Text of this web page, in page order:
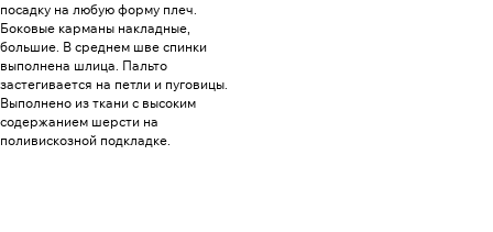
посадку на любую форму плеч.
Боковые карманы накладные,
большие. В среднем шве спинки
выполнена шлица. Пальто
застегивается на петли и пуговицы.
Выполнено из ткани с высоким
содержанием шерсти на
поливискозной подкладке.